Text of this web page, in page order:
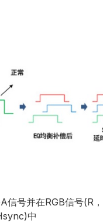
号并在RGB信号(R，
中